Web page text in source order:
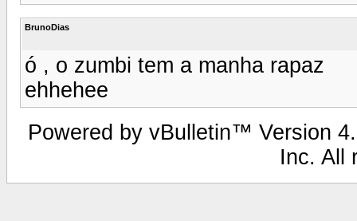
BrunoDias
ó , o zumbi tem a manha rapaz
ehhehee
Powered by vBulletin™ Version
Inc. All